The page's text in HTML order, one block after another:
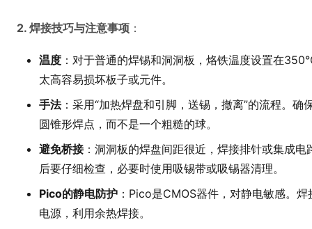
2. 焊接技巧与注意事项 ：
温度 ：对于普通的焊锡和洞洞板，烙铁温度设置在
太高容易损坏板子或元件。
手法：采用“加热焊盘和引脚，送锡，撤离”的流程。
圆锥形焊点，而不是一个粗糙的球。
避免桥接：洞洞板的焊盘间距很近，焊接排针或集成
后要仔细检查，必要时使用吸锡带或吸锡器清理。
Pico的静电防护 ：Pico是CMOS器件，对静电敏感。
电源，利用余热焊接。